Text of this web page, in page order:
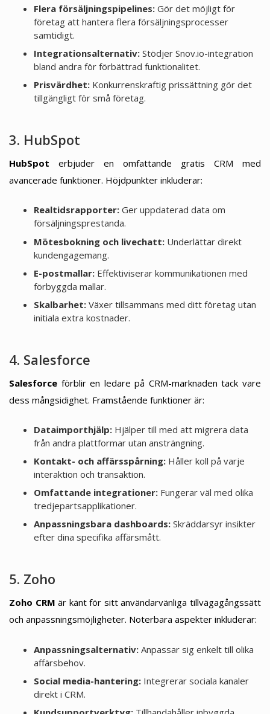
Flera försäljningspipelines:Gör det möjligt för
företag att hantera flera försäljningsprocesser
samtidigt.
Integrationsalternativ:Stödjer Snov.io-integration
bland andra för förbättrad funktionalitet.
Prisvärdhet:Konkurrenskraftig prissättning gör det
tillgängligt för små företag.
3. HubSpot
HubSpot erbjuder en omfattande gratis CRM med
avancerade funktioner. Höjdpunkter inkluderar:
Realtidsrapporter:Ger uppdaterad data om
försäljningsprestanda.
Mötesbokning och livechatt:Underlättar direkt
kundengagemang.
E-postmallar:Effektiviserar kommunikationen med
förbyggda mallar.
Skalbarhet:Växer tillsammans med ditt företag utan
initiala extra kostnader.
4. Salesforce
Salesforce förblir en ledare på CRM-marknaden tack vare
dess mångsidighet. Framstående funktioner är:
Dataimporthjälp:Hjälper till med att migrera data
från andra plattformar utan ansträngning.
Kontakt- och affärsspårning:Håller koll på varje
interaktion och transaktion.
Omfattande integrationer:Fungerar väl med olika
tredjepartsapplikationer.
Anpassningsbara dashboards:Skräddarsyr insikter
efter dina specifika affärsmått.
5. Zoho
Zoho CRM är känt för sitt användarvänliga tillvägagångssätt
och anpassningsmöjligheter. Noterbara aspekter inkluderar:
Anpassningsalternativ:Anpassar sig enkelt till olika
affärsbehov.
Social media-hantering:Integrerar sociala kanaler
direkt i CRM.